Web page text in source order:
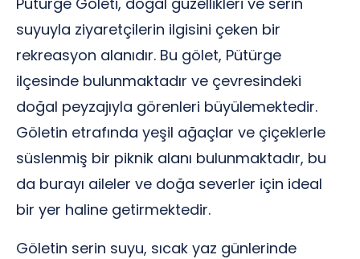
suyuyla ziyaretçilerin ilgisini çeken bir
rekreasyon alanıdır. Bu gölet, Pütürge
ilçesinde bulunmaktadır ve çevresindeki
doğal peyzajıyla görenleri büyülemektedir.
Göletin etrafında yeşil ağaçlar ve çiçeklerle
süslenmiş bir piknik alanı bulunmaktadır, bu
da burayı aileler ve doğa severler için ideal
bir yer haline getirmektedir.
Göletin serin suyu, sıcak yaz günlerinde